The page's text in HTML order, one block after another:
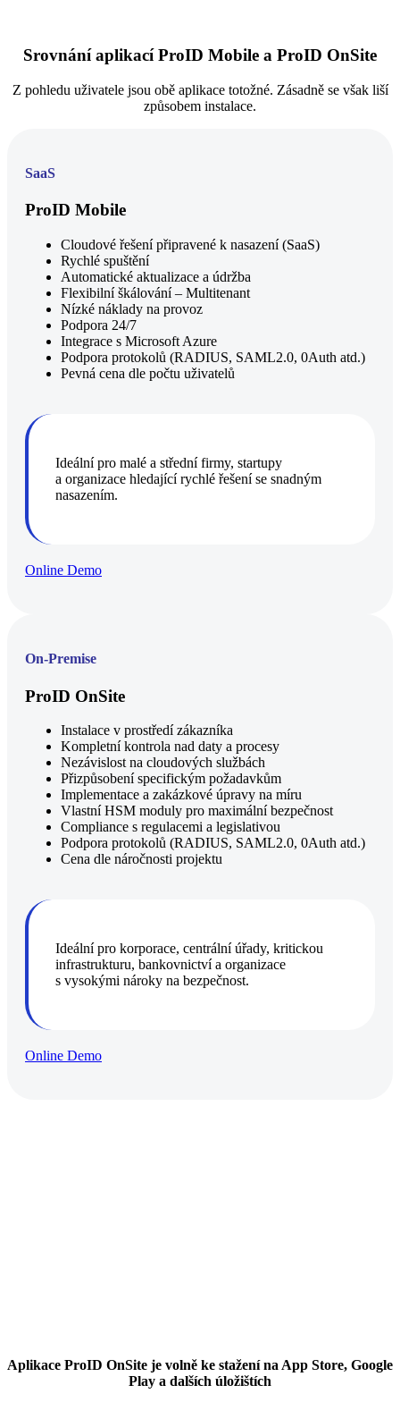
Srovnání aplikací ProID Mobile a ProID OnSite
Z pohledu uživatele jsou obě aplikace totožné. Zásadně se však liší
způsobem instalace.
SaaS
ProID Mobile
Cloudové řešení připravené k nasazení (SaaS)
Rychlé spuštění
Automatické aktualizace a údržba
Flexibilní škálování – Multitenant
Nízké náklady na provoz
Podpora 24/7
Integrace s Microsoft Azure
Podpora protokolů (RADIUS, SAML2.0, 0Auth atd.)
Pevná cena dle počtu uživatelů
Ideální pro malé a střední firmy, startupy
a organizace hledající rychlé řešení se snadným
nasazením.
Online Demo
On-Premise
ProID OnSite
Instalace v prostředí zákazníka
Kompletní kontrola nad daty a procesy
Nezávislost na cloudových službách
Přizpůsobení specifickým požadavkům
Implementace a zakázkové úpravy na míru
Vlastní HSM moduly pro maximální bezpečnost
Compliance s regulacemi a legislativou
Podpora protokolů (RADIUS, SAML2.0, 0Auth atd.)
Cena dle náročnosti projektu
Ideální pro korporace, centrální úřady, kritickou
infrastrukturu, bankovnictví a organizace
s vysokými nároky na bezpečnost.
Online Demo
Aplikace ProID OnSite je volně ke stažení na App Store, Google
Play a dalších úložištích